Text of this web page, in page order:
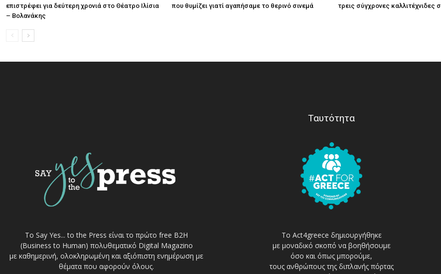
επιστρέφει για δεύτερη χρονιά στο Θέατρο Ιλίσια
– Βολανάκης
που θυμίζει γιατί αγαπήσαμε το θερινό σινεμά
τρεις σύγχρονες καλλιτέχνιδες
Το Say Yes... to the Press είναι το πρώτο free Β2Η
(Business to Human) πολυθεματικό Digital Magazino
με καθημερινή, ολοκληρωμένη και αξιόπιστη ενημέρωση με
θέματα που αφορούν όλους.
Ταυτότητα
Το Act4greece δημιουργήθηκε
με μοναδικό σκοπό να βοηθήσουμε
όσο και όπως μπορούμε,
τους ανθρώπους της διπλανής πόρτας